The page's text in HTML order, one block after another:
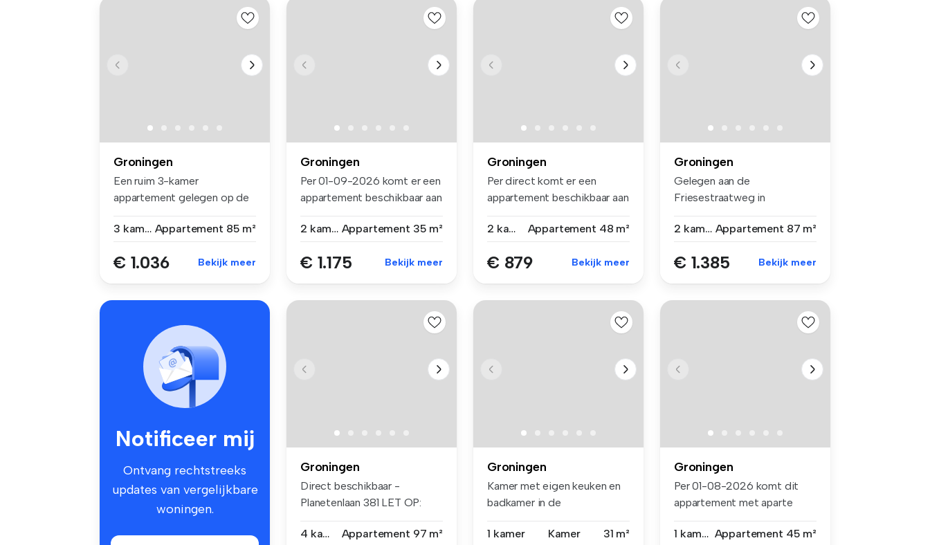
Groningen
Een ruim 3-kamer
appartement gelegen op de
3 kamers Appartement 85 m²
€ 1.036 Bekijk meer
Groningen
Per 01-09-2026 komt er een
appartement beschikbaar aan
2 kamers Appartement 35 m²
€ 1.175 Bekijk meer
Groningen
Per direct komt er een
appartement beschikbaar aan
2 kamers
Appartement 48 m²
€ 879 Bekijk meer
Groningen
Gelegen aan de
Friesestraatweg in
2 kamers Appartement 87 m²
€ 1.385 Bekijk meer
Notificeer mij
Ontvang rechtstreeks
updates van vergelijkbare
woningen.
Groningen
Direct beschikbaar -
Planetenlaan 381 LET OP:
4 kamers
Appartement 97 m²
Groningen
Kamer met eigen keuken en
badkamer in de
1 kamer
Kamer 31 m²
Groningen
Per 01-08-2026 komt dit
appartement met aparte
1 kamer Appartement 45 m²